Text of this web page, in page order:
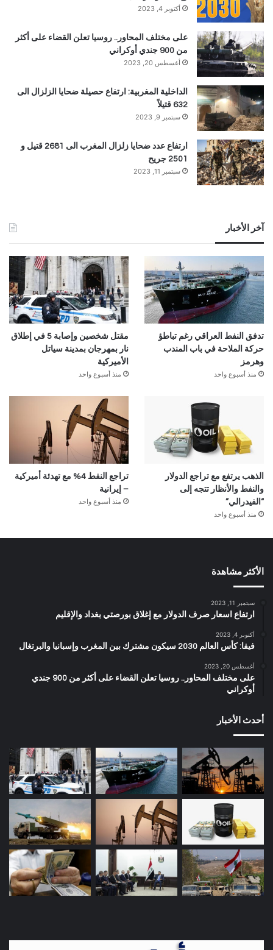
أكتوبر 4, 2023
على مختلف المحاور.. روسيا تعلن القضاء على أكثر
من 900 جندي أوكراني
أغسطس 20, 2023
الداخلية المغربية: ارتفاع حصيلة ضحايا الزلزال الى
632 قتيلاً
سبتمبر 9, 2023
ارتفاع عدد ضحايا زلزال المغرب الى 2681 قتيل و
2501 جريح
سبتمبر 11, 2023
آخر الأخبار
تدفق النفط العراقي رغم تباطؤ
حركة الملاحة في باب المندب
وهرمز
منذ أسبوع واحد
مقتل شخصين وإصابة 5 في إطلاق
نار بمهرجان بمدينة سياتل
الأميركية
منذ أسبوع واحد
الذهب يرتفع مع تراجع الدولار
والنفط والأنظار تتجه إلى
“الفيدرالي”
منذ أسبوع واحد
تراجع النفط 4% مع تهدئة أميركية
– إيرانية
منذ أسبوع واحد
الأكثر مشاهدة
سبتمبر 11, 2023
ارتفاع اسعار صرف الدولار مع إغلاق بورصتي بغداد والإقليم
أكتوبر 4, 2023
فيفا: كأس العالم 2030 سيكون مشترك بين المغرب وإسبانيا والبرتغال
أغسطس 20, 2023
على مختلف المحاور.. روسيا تعلن القضاء على أكثر من 900 جندي
أوكراني
أحدث الأخبار